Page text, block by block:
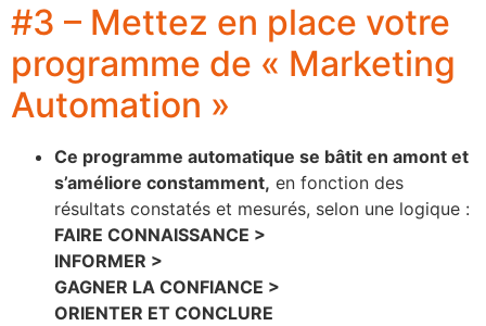
#3 – Mettez en place votre
programme de « Marketing
Automation »
Ce programme automatique se bâtit en amont et
s’améliore constamment, en fonction des
résultats constatés et mesurés, selon une logique :
FAIRE CONNAISSANCE >
INFORMER >
GAGNER LA CONFIANCE >
ORIENTER ET CONCLURE